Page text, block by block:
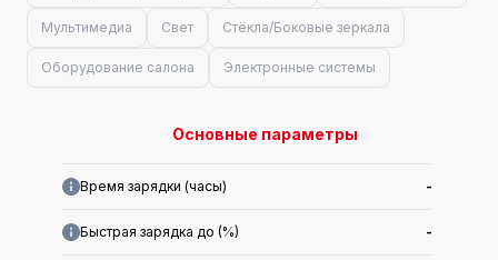
Мультимедиа Свет Стёкла/Боковые зеркала
Оборудование салона Электронные системы
Основные параметры
Время зарядки (часы) -
Быстрая зарядка до (%) -